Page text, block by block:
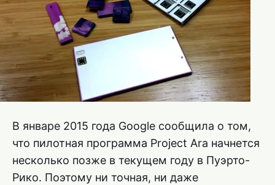
В январе 2015 года Google сообщила о том,
что пилотная программа Project Ara начнется
несколько позже в текущем году в Пуэрто-
Рико. Поэтому ни точная, ни даже